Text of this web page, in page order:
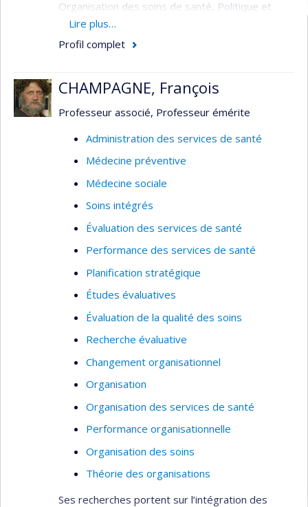
Organisation des soins de santé, Politique et
planification de la santé, Réhabilitation du
système de santé (post crise), Soins de santé
Lire plus…
Profil complet
CHAMPAGNE, François
Professeur associé, Professeur émérite
Administration des services de santé
Médecine préventive
Médecine sociale
Soins intégrés
Évaluation des services de santé
Performance des services de santé
Planification stratégique
Études évaluatives
Évaluation de la qualité des soins
Recherche évaluative
Changement organisationnel
Organisation
Organisation des services de santé
Performance organisationnelle
Organisation des soins
Théorie des organisations
Ses recherches portent sur l’intégration des